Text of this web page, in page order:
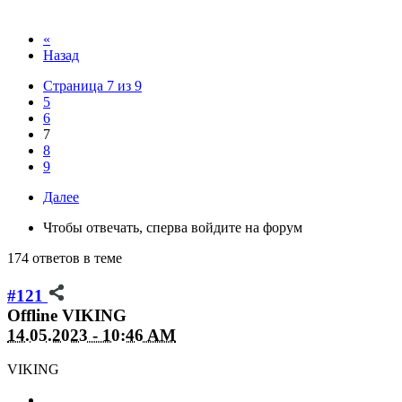
«
Назад
Страница 7 из 9
5
6
7
8
9
Далее
Чтобы отвечать, сперва войдите на форум
174 ответов в теме
#121
Offline VIKING
14.05.2023 - 10:46 AM
VIKING